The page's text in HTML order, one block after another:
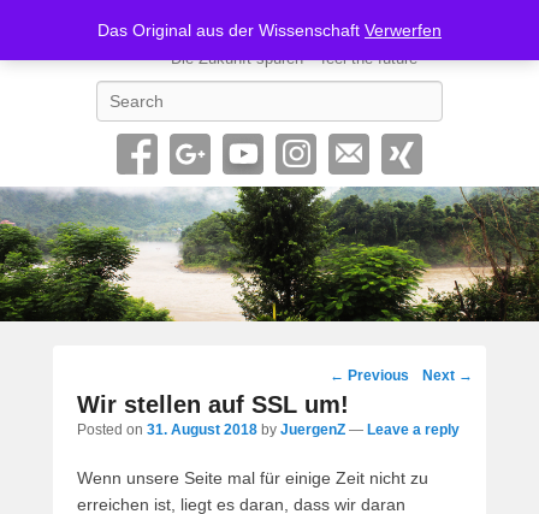
Das Original aus der Wissenschaft Verwerfen
Geno62-SONIC
Die Zukunft spüren – feel the future
Post
navigation
← Previous Next →
Wir stellen auf SSL um!
Posted on 31. August 2018 by JuergenZ — Leave a reply
Wenn unsere Seite mal für einige Zeit nicht zu
erreichen ist, liegt es daran, dass wir daran